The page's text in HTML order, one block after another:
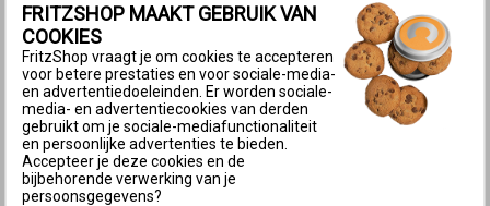
worden gebruikt als DECT-repeater en
-modusook
niet als DECT-repeater. In hetMesh-
netwerk van FRITZ!kun je echter je
draadloze telefoons aanmelden bij de
Mesh Masteren bij de
en zo nodig handmatig het beoogde
FRITZSHOP MAAKT GEBRUIK VAN
COOKIES
FritzShop vraagt je om cookies te accepteren
voor betere prestaties en voor sociale-media-
en advertentiedoeleinden. Er worden sociale-
media- en advertentiecookies van derden
gebruikt om je sociale-mediafunctionaliteit
en persoonlijke advertenties te bieden.
Accepteer je deze cookies en de
bijbehorende verwerking van je
persoonsgegevens?